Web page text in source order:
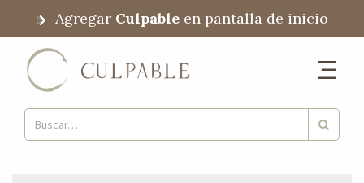
Agregar Culpableen pantalla de inicio